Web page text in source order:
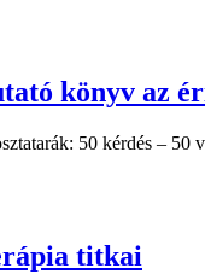
könyv az
50 kérdés – 50
titkai